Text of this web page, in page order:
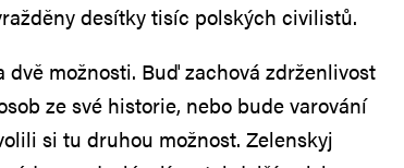
desítky tisíc polských civilistů.
možnosti. Buď zachová zdrženlivost
ze své historie, nebo bude varování
si tu druhou možnost. Zelenskyj